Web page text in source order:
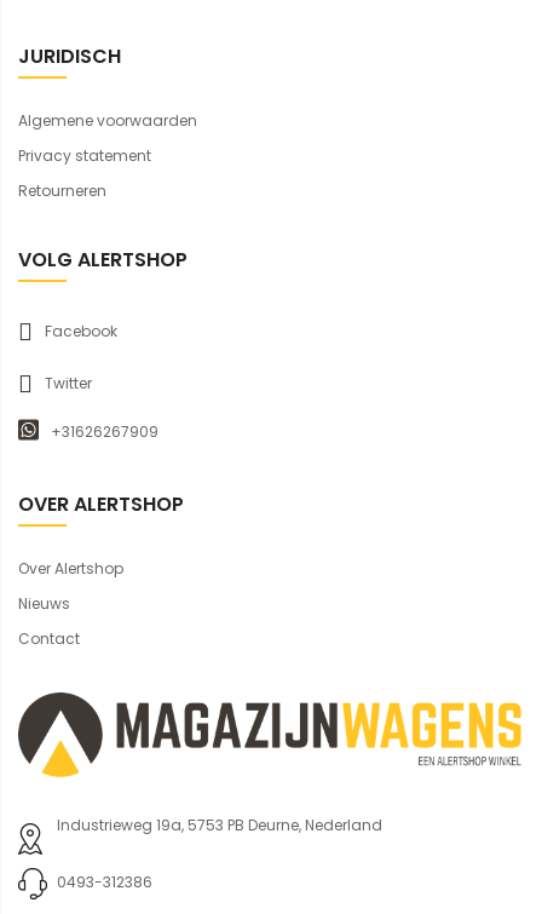
JURIDISCH
Algemene voorwaarden
Privacy statement
Retourneren
VOLG ALERTSHOP
Facebook
Twitter
+31626267909
OVER ALERTSHOP
Over Alertshop
Nieuws
Contact
Industrieweg 19a, 5753 PB Deurne, Nederland
0493-312386